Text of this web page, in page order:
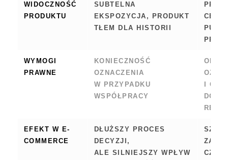
WIDOCZNOŚĆ
PRODUKTU
SUBTELNA
EKSPOZYCJA, PRODUKT
TŁEM DLA HISTORII
WYMOGI
PRAWNE
KONIECZNOŚĆ
OZNACZENIA
W PRZYPADKU
WSPÓŁPRACY
I
EFEKT W E-
COMMERCE
DŁUŻSZY PROCES
DECYZJI,
ALE SILNIEJSZY WPŁYW